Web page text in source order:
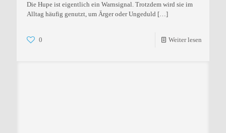
Die Hupe ist eigentlich ein Warnsignal. Trotzdem wird sie im
Alltag häufig genutzt, um Ärger oder Ungeduld […]
0 Weiter lesen